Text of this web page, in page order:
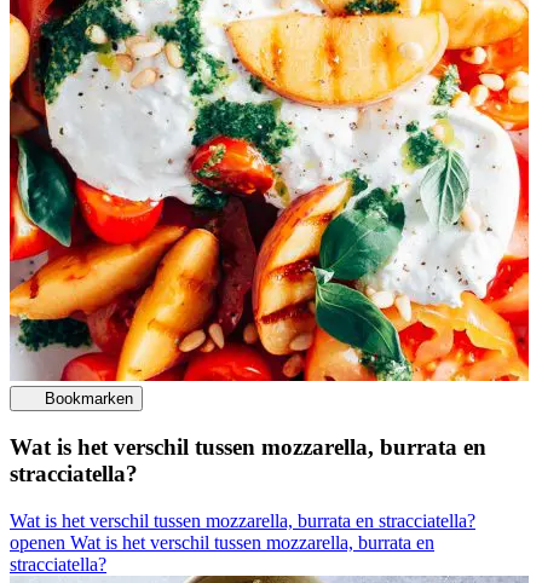
Bookmarken
Wat is het verschil tussen mozzarella, burrata en
stracciatella?
Wat is het verschil tussen mozzarella, burrata en stracciatella?
openen Wat is het verschil tussen mozzarella, burrata en
stracciatella?